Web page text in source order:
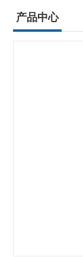
产品中心